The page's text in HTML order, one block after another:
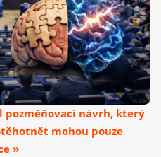
návrh, který
mohou pouze
»